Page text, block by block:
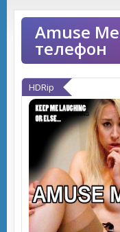
Amuse
телефон
HDRip